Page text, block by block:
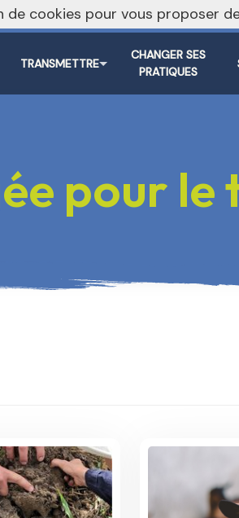
Vers le site
TRANSMETTRE
CHANGER SES
PRATIQUES
pour
cookies pour vous proposer